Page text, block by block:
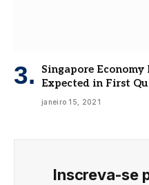
Singapore
Expected in First
janeiro 15, 2021
Inscreva-se